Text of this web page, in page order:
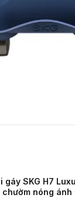
gáy SKG H7
nóng